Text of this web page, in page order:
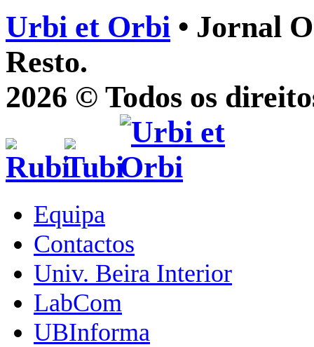
Urbi et Orbi • Jornal
Resto.
2026 © Todos os
Equipa
Contactos
Univ. Beira Interior
LabCom
UBInforma